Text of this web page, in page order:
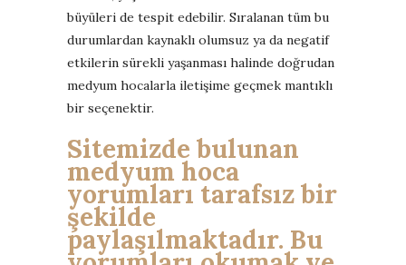
büyüleri de tespit edebilir. Sıralanan tüm bu
durumlardan kaynaklı olumsuz ya da negatif
etkilerin sürekli yaşanması halinde doğrudan
medyum hocalarla iletişime geçmek mantıklı
bir seçenektir.
Sitemizde bulunan
medyum hoca
yorumları tarafsız bir
şekilde
paylaşılmaktadır. Bu